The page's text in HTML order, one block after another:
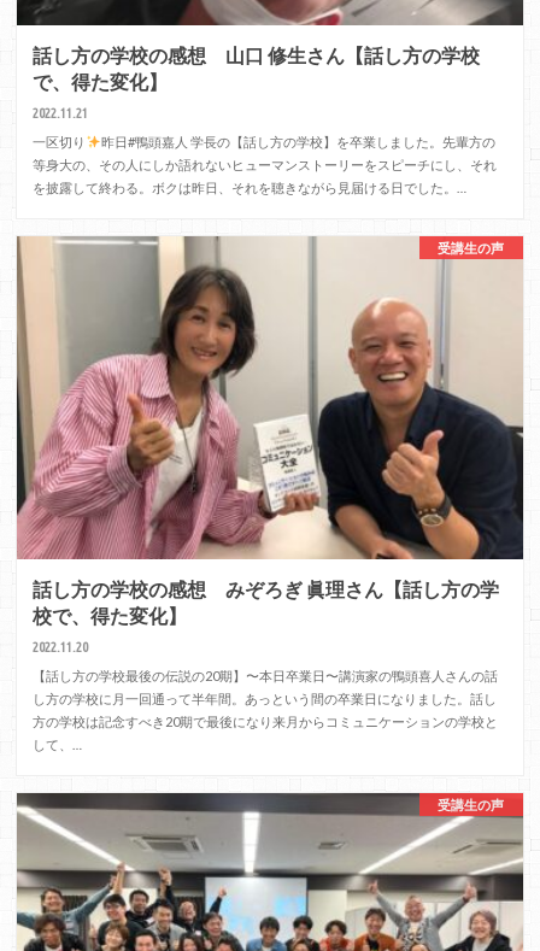
話し方の学校の感想 山口 修生さん【話し方の学校
で、得た変化】
2022.11.21
一区切り
昨日#鴨頭嘉人 学長の【話し方の学校】を卒業しました。先輩方の
等身大の、その人にしか語れないヒューマンストーリーをスピーチにし、それ
を披露して終わる。ボクは昨日、それを聴きながら見届ける日でした。…
受講生の声
話し方の学校の感想 みぞろぎ 眞理さん【話し方の学
校で、得た変化】
2022.11.20
【話し方の学校最後の伝説の20期】〜本日卒業日〜講演家の鴨頭喜人さんの話
し方の学校に月一回通って半年間。あっという間の卒業日になりました。話し
方の学校は記念すべき20期で最後になり来月からコミュニケーションの学校と
して、…
受講生の声